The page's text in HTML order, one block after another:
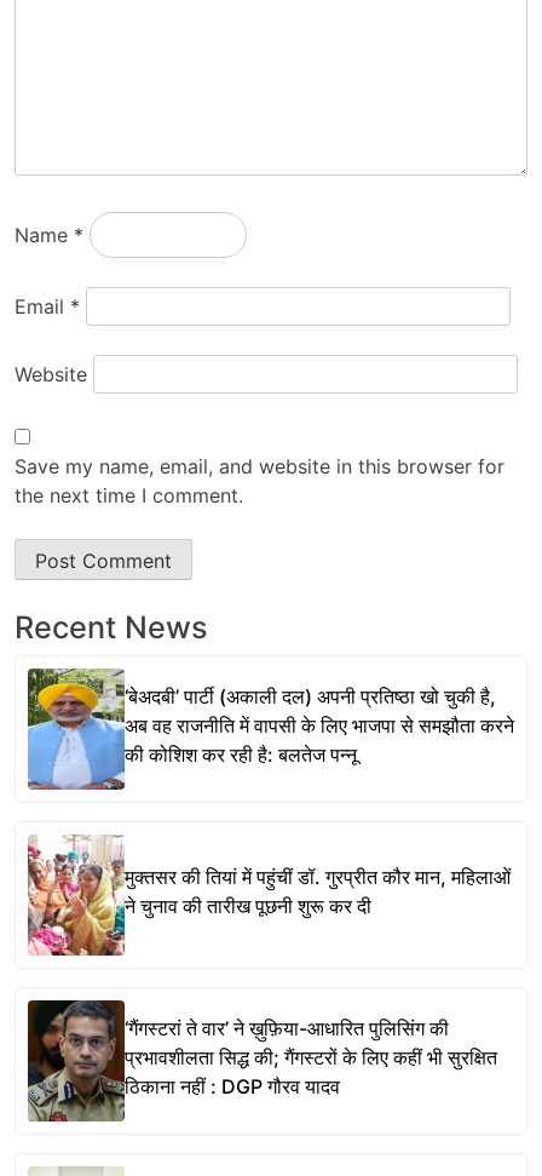
Name *
Email *
Website
Save my name, email, and website in this browser for
the next time I comment.
Recent News
‘बेअदबी’ पार्टी (अकाली दल) अपनी प्रतिष्ठा खो चुकी है,
अब वह राजनीति में वापसी के लिए भाजपा से समझौता करने
की कोशिश कर रही है: बलतेज पन्नू
मुक्तसर की तियां में पहुंचीं डॉ. गुरप्रीत कौर मान, महिलाओं
ने चुनाव की तारीख पूछनी शुरू कर दी
‘गैंगस्टरां ते वार’ ने ख़ुफ़िया-आधारित पुलिसिंग की
प्रभावशीलता सिद्ध की; गैंगस्टरों के लिए कहीं भी सुरक्षित
ठिकाना नहीं : DGP गौरव यादव